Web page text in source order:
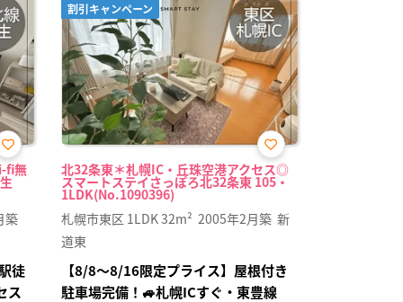
fi無
気
入
登
築
徒
ス
割引キャンペーン
北32条東＊札幌IC・丘珠空港アクセス◎
スマートステイさっぽろ北32条東 105・
1LDK(No.1090396)
お気
に入
り登
札幌市東区 1LDK32m² 2005年2月築 新
道東
【8/8〜8/16限定プライス】屋根付き
駐車場完備！🚙札幌ICすぐ・東豊線